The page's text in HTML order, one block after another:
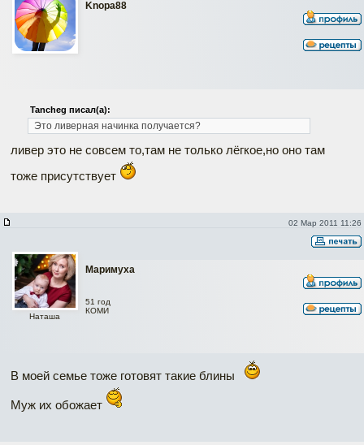
Knopa88
Tancheg писал(а):
Это ливерная начинка получается?
ливер это не совсем то,там не только лёгкое,но оно там
тоже присутствует
02 Мар 2011 11:26
Маримуха
Наташа
51 год
КОМИ
В моей семье тоже готовят такие блины
Муж их обожает